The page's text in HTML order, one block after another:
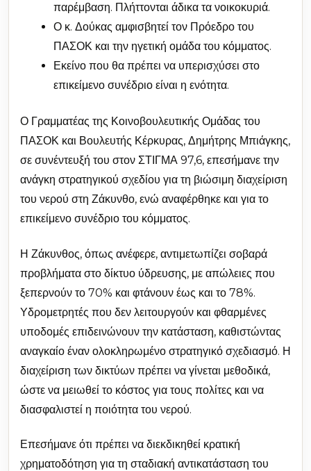
παρέμβαση. Πλήττονται άδικα τα νοικοκυριά.
Ο κ. Δούκας αμφισβητεί τον Πρόεδρο του
ΠΑΣΟΚ και την ηγετική ομάδα του κόμματος.
Εκείνο που θα πρέπει να υπερισχύσει στο
επικείμενο συνέδριο είναι η ενότητα.
Ο Γραμματέας της Κοινοβουλευτικής Ομάδας του
ΠΑΣΟΚ και Βουλευτής Κέρκυρας, Δημήτρης Μπιάγκης,
σε συνέντευξή του στον ΣΤΙΓΜΑ 97,6, επεσήμανε την
ανάγκη στρατηγικού σχεδίου για τη βιώσιμη διαχείριση
του νερού στη Ζάκυνθο, ενώ αναφέρθηκε και για το
επικείμενο συνέδριο του κόμματος.
Η Ζάκυνθος, όπως ανέφερε, αντιμετωπίζει σοβαρά
προβλήματα στο δίκτυο ύδρευσης, με απώλειες που
ξεπερνούν το 70% και φτάνουν έως και το 78%.
Υδρομετρητές που δεν λειτουργούν και φθαρμένες
υποδομές επιδεινώνουν την κατάσταση, καθιστώντας
αναγκαίο έναν ολοκληρωμένο στρατηγικό σχεδιασμό. Η
διαχείριση των δικτύων πρέπει να γίνεται μεθοδικά,
ώστε να μειωθεί το κόστος για τους πολίτες και να
διασφαλιστεί η ποιότητα του νερού.
Επεσήμανε ότι πρέπει να διεκδικηθεί κρατική
χρηματοδότηση για τη σταδιακή αντικατάσταση του